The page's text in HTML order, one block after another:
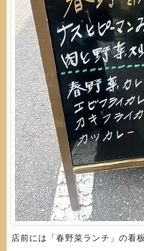
店前には「春野菜ランチ」の看板